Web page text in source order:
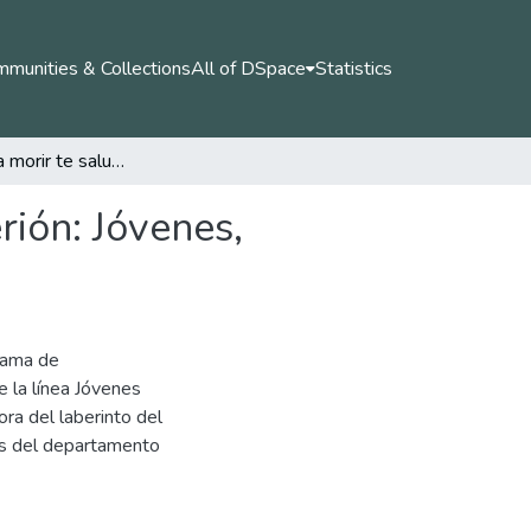
& CollectionsAll of DSpace Statistics
Los que van a morir te saludan: ofrendas para Asterión: Jóvenes, fronteras y necropaisajes
Jóvenes,
de
la línea Jóvenes
del laberinto del
del departamento